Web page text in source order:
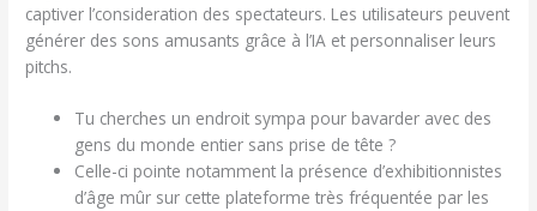
captiver l’consideration des spectateurs. Les utilisateurs peuvent
générer des sons amusants grâce à l’IA et personnaliser leurs
pitchs.
Tu cherches un endroit sympa pour bavarder avec des
gens du monde entier sans prise de tête ?
Celle-ci pointe notamment la présence d’exhibitionnistes
d’âge mûr sur cette plateforme très fréquentée par les